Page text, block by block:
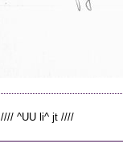
//// ^UU li^ jt ////